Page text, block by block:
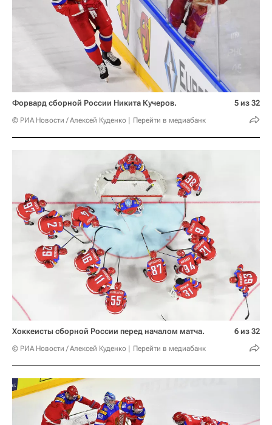
Форвард сборной России Никита Кучеров.
© РИА Новости / Алексей Куденко Перейти в медиабанк
5 из 32
Хоккеисты сборной России перед началом матча.
© РИА Новости / Алексей Куденко Перейти в медиабанк
6 из 32